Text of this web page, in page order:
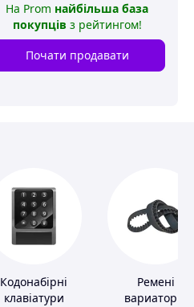
На Prom найбільша база
покупців з рейтингом!
Почати продавати
Кодонабірні
клавіатури
Ремені
вариаторні